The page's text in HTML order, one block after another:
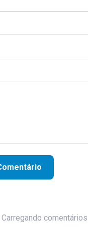
Carregando comentários...